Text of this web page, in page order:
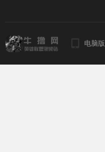
电脑版